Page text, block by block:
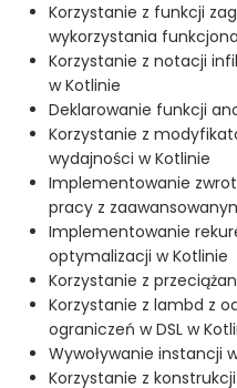
Korzystanie z funkcji
wykorzystania
Korzystanie z notacji
w Kotlinie
Deklarowanie funkcji
Korzystanie z
wydajności w Kotlinie
Implementowanie
pracy z
Implementowanie
optymalizacji w Kotlinie
Korzystanie z
Korzystanie z lambd z
ograniczeń w DSL w
Wywoływanie instancji
Korzystanie z